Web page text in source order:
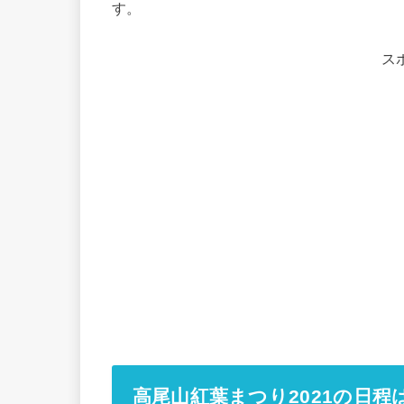
す。
ス
高尾山紅葉まつり2021の日程